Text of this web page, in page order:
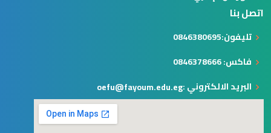
اتصل بنا
تليفون:0846380695
فاكس: 0846378666
البريد الالكتروني :oefu@fayoum.edu.eg